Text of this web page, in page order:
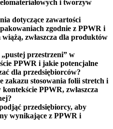
i tworzyw
dotyczące zawartości
zgodnie z PPWR i
zwłaszcza dla produktów
przestrzeni” w
PPWR i jakie potencjalne
dla przedsiębiorców?
zakazu stosowania folii stretch i
PPWR, zwłaszcza
przedsiębiorcy, aby
wynikające z PPWR i